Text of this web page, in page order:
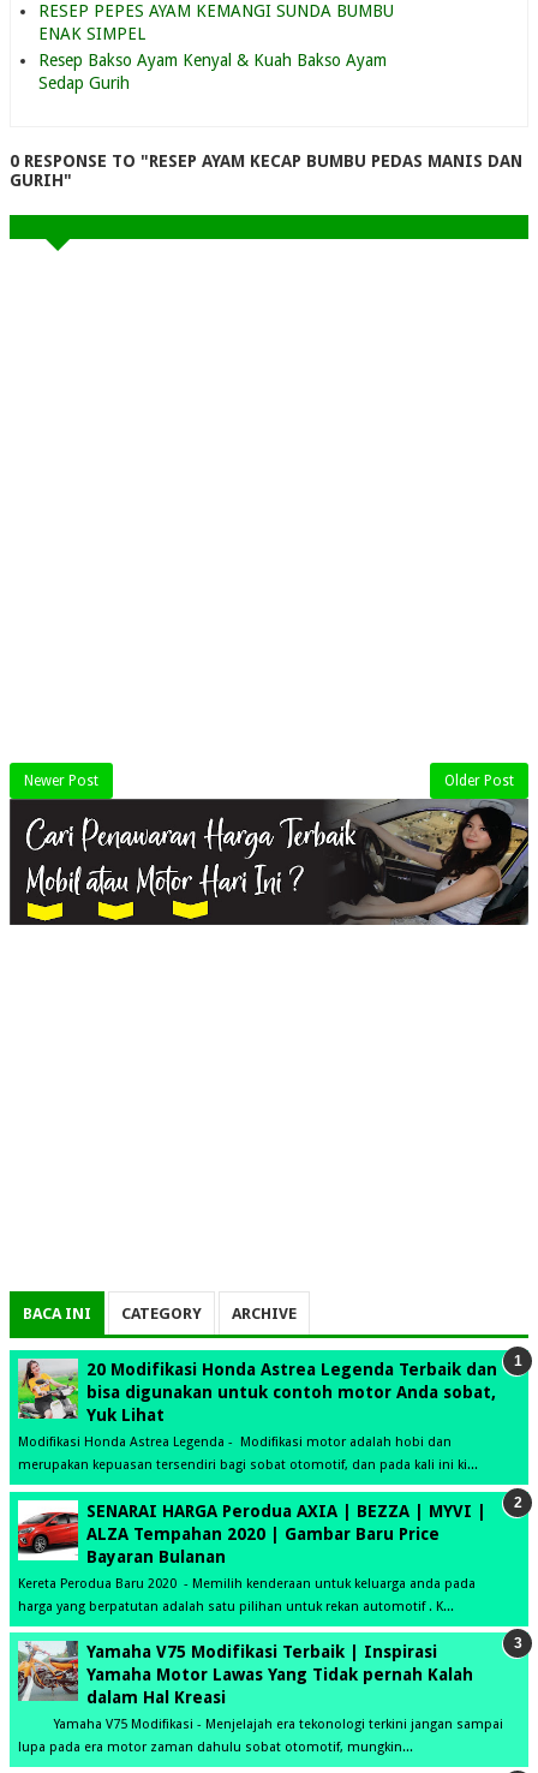
RESEP PEPES AYAM KEMANGI SUNDA BUMBU
ENAK SIMPEL
Resep Bakso Ayam Kenyal & Kuah Bakso Ayam
Sedap Gurih
0 RESPONSE TO "RESEP AYAM KECAP BUMBU PEDAS MANIS DAN
GURIH"
Newer Post Older Post
BACA INI CATEGORY ARCHIVE
20 Modifikasi Honda Astrea Legenda Terbaik dan
bisa digunakan untuk contoh motor Anda sobat,
Yuk Lihat
Modifikasi Honda Astrea Legenda - Modifikasi motor adalah hobi dan
merupakan kepuasan tersendiri bagi sobat otomotif, dan pada kali ini ki...
SENARAI HARGA Perodua AXIA | BEZZA | MYVI |
ALZA Tempahan 2020 | Gambar Baru Price
Bayaran Bulanan
Kereta Perodua Baru 2020 - Memilih kenderaan untuk keluarga anda pada
harga yang berpatutan adalah satu pilihan untuk rekan automotif . K...
Yamaha V75 Modifikasi Terbaik | Inspirasi
Yamaha Motor Lawas Yang Tidak pernah Kalah
dalam Hal Kreasi
Yamaha V75 Modifikasi - Menjelajah era tekonologi terkini jangan sampai
lupa pada era motor zaman dahulu sobat otomotif, mungkin...